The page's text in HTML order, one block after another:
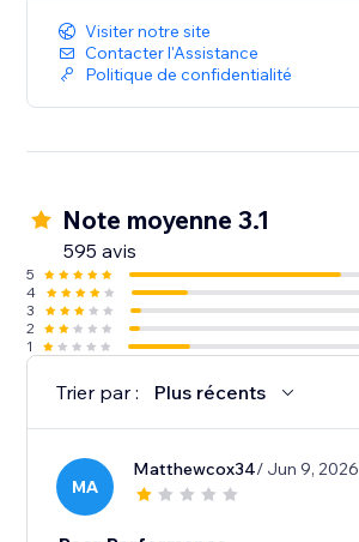
Visiter notre site
Contacter l'Assistance
Politique de confidentialité
Note moyenne 3.1
595 avis
5
4
3
2
1
Trier par : Plus récents
MA
Matthewcox34/ Jun 9, 2026